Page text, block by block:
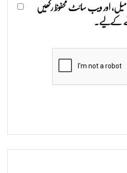
میل، اور ویب سائٹ محفوظ رکھیں
کےلیے۔